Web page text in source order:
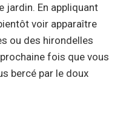
jardin. En appliquant
voir apparaître
ou des hirondelles
fois que vous
bercé par le doux